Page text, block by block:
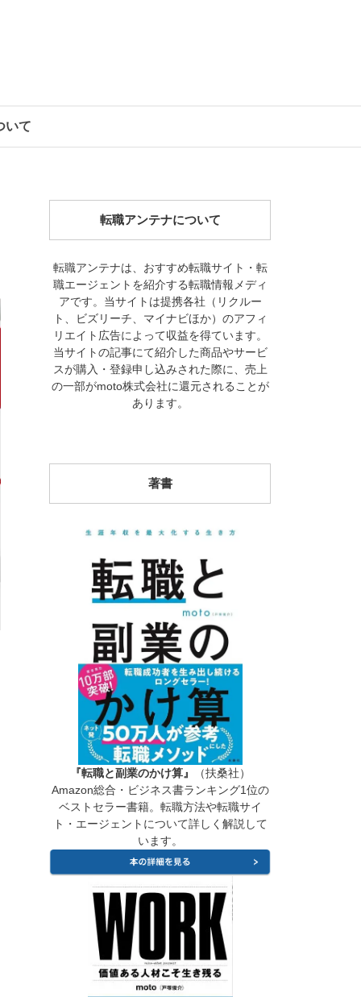
いて
転職アンテナについて
転職アンテナは、おすすめ転職サイト・転
職エージェントを紹介する転職情報メディ
アです。当サイトは提携各社（リクルー
ト、ビズリーチ、マイナビほか）のアフィ
リエイト広告によって収益を得ています。
当サイトの記事にて紹介した商品やサービ
スが購入・登録申し込みされた際に、売上
の一部がmoto株式会社に還元されることが
あります。
著書
『転職と副業のかけ算』
（扶桑社）
Amazon総合・ビジネス書ランキング1位の
ベストセラー書籍。転職方法や転職サイ
ト・エージェントについて詳しく解説して
います。